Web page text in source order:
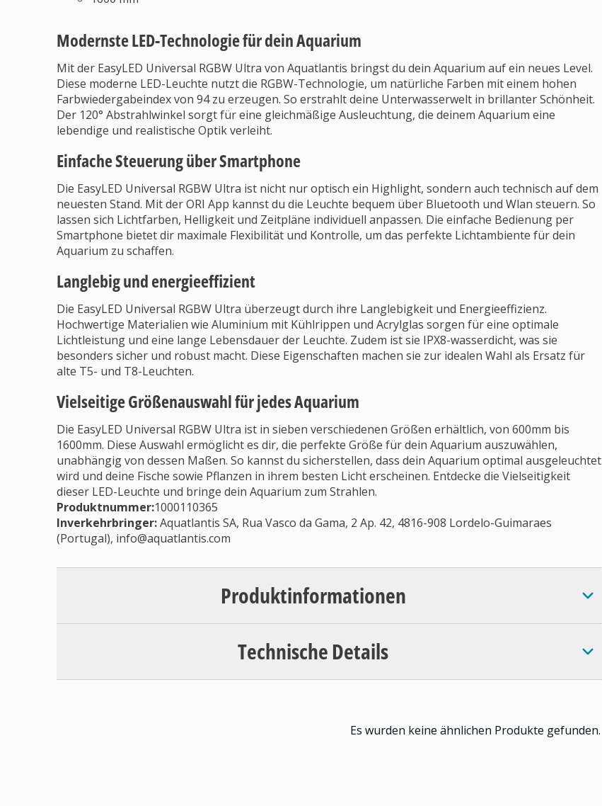
Modernste LED-Technologie für dein Aquarium
Mit der EasyLED Universal RGBW Ultra von Aquatlantis bringst du dein Aquarium auf ein neues Level.
Diese moderne LED-Leuchte nutzt die RGBW-Technologie, um natürliche Farben mit einem hohen
Farbwiedergabeindex von 94 zu erzeugen. So erstrahlt deine Unterwasserwelt in brillanter Schönheit.
Der 120° Abstrahlwinkel sorgt für eine gleichmäßige Ausleuchtung, die deinem Aquarium eine
lebendige und realistische Optik verleiht.
Einfache Steuerung über Smartphone
Die EasyLED Universal RGBW Ultra ist nicht nur optisch ein Highlight, sondern auch technisch auf dem
neuesten Stand. Mit der ORI App kannst du die Leuchte bequem über Bluetooth und Wlan steuern. So
lassen sich Lichtfarben, Helligkeit und Zeitpläne individuell anpassen. Die einfache Bedienung per
Smartphone bietet dir maximale Flexibilität und Kontrolle, um das perfekte Lichtambiente für dein
Aquarium zu schaffen.
Langlebig und energieeffizient
Die EasyLED Universal RGBW Ultra überzeugt durch ihre Langlebigkeit und Energieeffizienz.
Hochwertige Materialien wie Aluminium mit Kühlrippen und Acrylglas sorgen für eine optimale
Lichtleistung und eine lange Lebensdauer der Leuchte. Zudem ist sie IPX8-wasserdicht, was sie
besonders sicher und robust macht. Diese Eigenschaften machen sie zur idealen Wahl als Ersatz für
alte T5- und T8-Leuchten.
Vielseitige Größenauswahl für jedes Aquarium
Die EasyLED Universal RGBW Ultra ist in sieben verschiedenen Größen erhältlich, von 600mm bis
1600mm. Diese Auswahl ermöglicht es dir, die perfekte Größe für dein Aquarium auszuwählen,
unabhängig von dessen Maßen. So kannst du sicherstellen, dass dein Aquarium optimal ausgeleuchtet
wird und deine Fische sowie Pflanzen in ihrem besten Licht erscheinen. Entdecke die Vielseitigkeit
dieser LED-Leuchte und bringe dein Aquarium zum Strahlen.
Produktnummer:1000110365
Inverkehrbringer:Aquatlantis SA, Rua Vasco da Gama, 2 Ap. 42, 4816-908 Lordelo-Guimaraes
(Portugal), info@aquatlantis.com
Produktinformationen
Technische Details
Es wurden keine ähnlichen Produkte gefunden.